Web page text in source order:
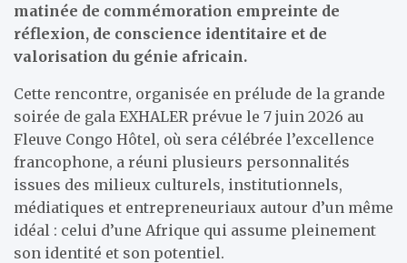
matinée de commémoration empreinte de
réflexion, de conscience identitaire et de
valorisation du génie africain.
Cette rencontre, organisée en prélude de la grande
soirée de gala EXHALER prévue le 7 juin 2026 au
Fleuve Congo Hôtel, où sera célébrée l’excellence
francophone, a réuni plusieurs personnalités
issues des milieux culturels, institutionnels,
médiatiques et entrepreneuriaux autour d’un même
idéal : celui d’une Afrique qui assume pleinement
son identité et son potentiel.